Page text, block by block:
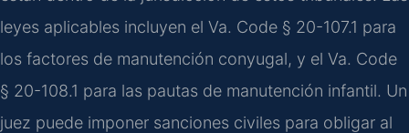
leyes aplicables incluyen el Va. Code § 20-107.1 para
los factores de manutención conyugal, y el Va. Code
§ 20-108.1 para las pautas de manutención infantil. Un
juez puede imponer sanciones civiles para obligar al